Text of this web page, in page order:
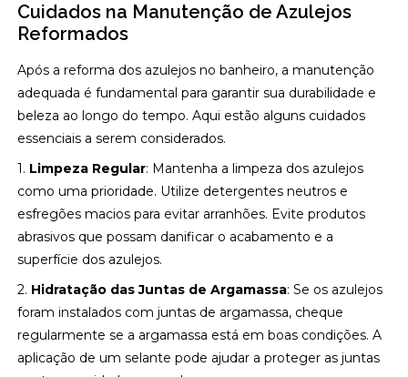
Cuidados na Manutenção de Azulejos
Reformados
Após a reforma dos azulejos no banheiro, a manutenção
adequada é fundamental para garantir sua durabilidade e
beleza ao longo do tempo. Aqui estão alguns cuidados
essenciais a serem considerados.
1. Limpeza Regular: Mantenha a limpeza dos azulejos
como uma prioridade. Utilize detergentes neutros e
esfregões macios para evitar arranhões. Evite produtos
abrasivos que possam danificar o acabamento e a
superfície dos azulejos.
2. Hidratação das Juntas de Argamassa: Se os azulejos
foram instalados com juntas de argamassa, cheque
regularmente se a argamassa está em boas condições. A
aplicação de um selante pode ajudar a proteger as juntas